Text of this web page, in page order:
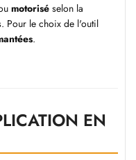
motorisé selon la
Pour le choix de l'outil
.
EN